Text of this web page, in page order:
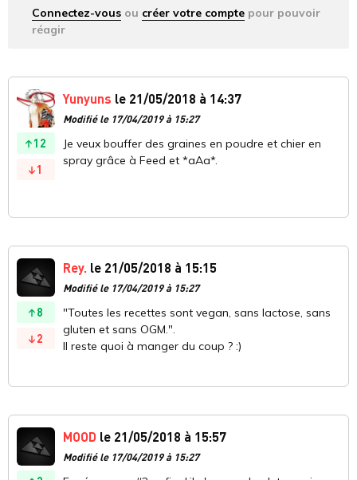
Connectez-vous ou créer votre compte pour pouvoir
réagir
12
1
Yunyuns le 21/05/2018 à 14:37
Modifié le 17/04/2019 à 15:27
Je veux bouffer des graines en poudre et chier en
spray grâce à Feed et *aAa*.
8
2
Rey. le 21/05/2018 à 15:15
Modifié le 17/04/2019 à 15:27
"Toutes les recettes sont vegan, sans lactose, sans
gluten et sans OGM.".
Il reste quoi à manger du coup ? :)
MOOD le 21/05/2018 à 15:57
Modifié le 17/04/2019 à 15:27